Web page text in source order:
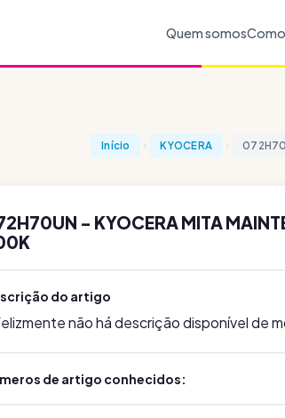
Quem somos
Início KYOCERA
- KYOCERA MITA
do artigo
não há descrição disponível de
de artigo conhecidos: